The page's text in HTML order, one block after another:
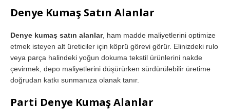
Denye Kumaş Satın Alanlar
Denye kumaş satın alanlar, ham madde maliyetlerini optimize
etmek isteyen alt üreticiler için köprü görevi görür. Elinizdeki rulo
veya parça halindeki yoğun dokuma tekstil ürünlerini nakde
çevirmek, depo maliyetlerini düşürürken sürdürülebilir üretime
doğrudan katkı sunmanıza olanak tanır.
Parti Denye Kumaş Alanlar